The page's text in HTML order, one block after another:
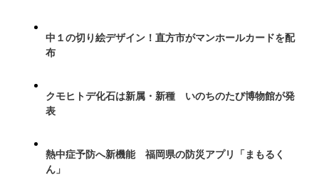
中１の切り絵デザイン！直方市がマンホールカードを配
布
クモヒトデ化石は新属・新種 いのちのたび博物館が発
表
熱中症予防へ新機能 福岡県の防災アプリ「まもるく
ん」